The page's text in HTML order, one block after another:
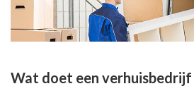
Wat doet een verhuisbedrijf